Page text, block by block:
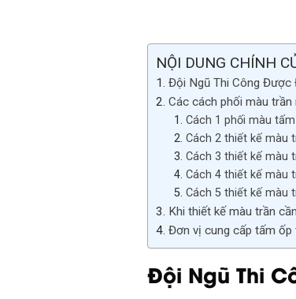
NỘI DUNG CHÍNH
Đội Ngũ Thi Công Được
Các cách phối màu
Cách 1 phối màu
Cách 2 thiết kế màu
Cách 3 thiết kế màu
Cách 4 thiết kế màu
Cách 5 thiết kế màu
Khi thiết kế màu trần
Đơn vị cung cấp tấm ốp
Đội Ngũ Thi